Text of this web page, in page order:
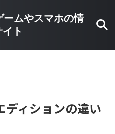
ムやスマホの情
ト
ディションの違い